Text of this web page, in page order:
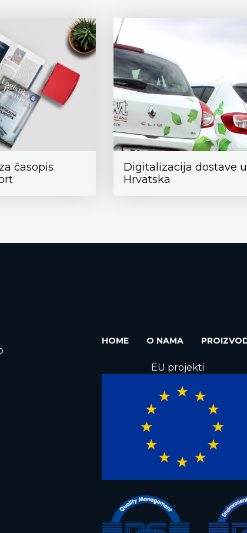
časopis
Digitalizacija dostave
Hrvatska
HOME O NAMA
EU projekti